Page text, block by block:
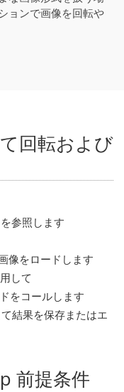
ョンで画像を回転や
回転および
参照します
像をロードします
して
をコールします
結果を保存またはエ
前提条件